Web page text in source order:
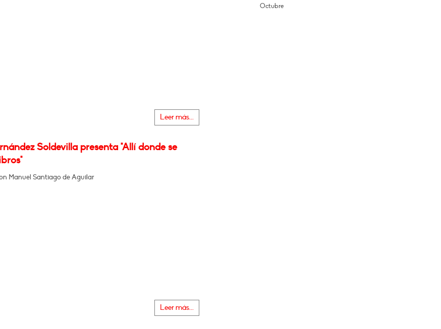
Leer más...
Soldevilla presenta "Allí donde se
Manuel Santiago de Aguilar
Leer más...
Octubre